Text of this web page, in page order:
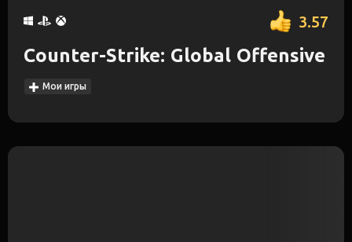
3.57
Counter-Strike: Global Offensive
Мои игры